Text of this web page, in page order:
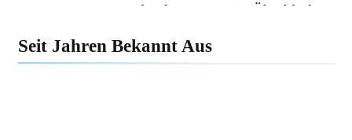
Handtücher & Co. im Überblick
Minimalismus im Haushalt: Wie
Seit Jahren Bekannt Aus